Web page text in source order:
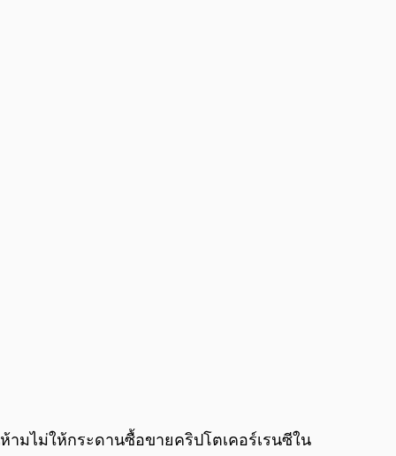
0:00/
มไม่ให้กระดานซื้อขายคริปโตเคอร์เรนซีใน